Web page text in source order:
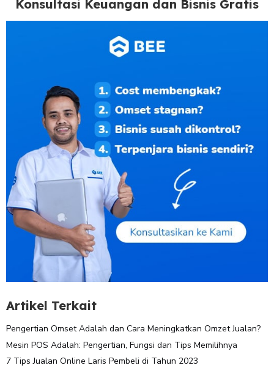
Konsultasi Keuangan dan Bisnis Gratis
Artikel Terkait
Pengertian Omset Adalah dan Cara Meningkatkan Omzet Jualan?
Mesin POS Adalah: Pengertian, Fungsi dan Tips Memilihnya
7 Tips Jualan Online Laris Pembeli di Tahun 2023